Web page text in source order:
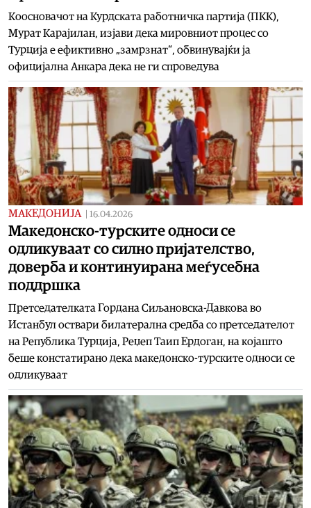
Коосновачот на Курдската работничка партија (ПКК),
Мурат Карајилан, изјави дека мировниот процес со
Турција е ефиктивно „замрзнат“, обвинувајќи ја
официјална Анкара дека не ги спроведува
МАКЕДОНИЈА 16.04.2026
Македонско-турските односи се
одликуваат со силно пријателство,
доверба и континуирана меѓусебна
поддршка
Претседателката Гордана Сиљановска-Давкова во
Истанбул оствари билатерална средба со претседателот
на Република Турција, Реџеп Таип Ердоган, на којашто
беше констатирано дека македонско-турските односи се
одликуваат